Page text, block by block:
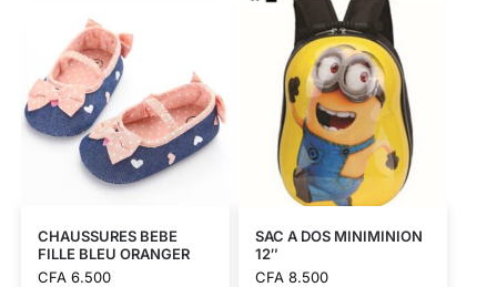
CHAUSSURES BEBE
FILLE BLEU ORANGER
CFA6.500
SAC A DOS MINIMINION
12″
CFA8.500